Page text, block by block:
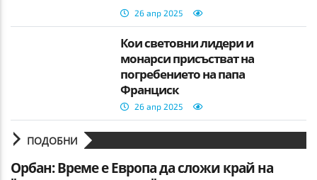
26 апр 2025
Кои световни лидери и
монарси присъстват на
погребението на папа
Франциск
26 апр 2025
ПОДОБНИ
Орбан: Време е Европа да сложи край на